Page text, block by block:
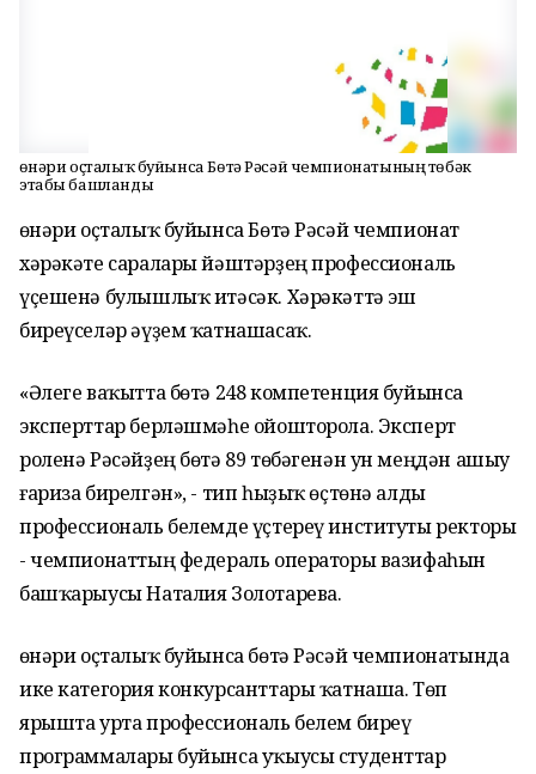
Һөнәри оҫталыҡ буйынса Бөтә Рәсәй чемпионатының төбәк
этабы башланды
Һөнәри оҫталыҡ буйынса Бөтә Рәсәй чемпионат
хәрәкәте саралары йәштәрҙең профессиональ
үҫешенә булышлыҡ итәсәк. Хәрәкәттә эш
биреүселәр әүҙем ҡатнашасаҡ.
«Әлеге ваҡытта бөтә 248 компетенция буйынса
эксперттар берләшмәһе ойошторола. Эксперт
роленә Рәсәйҙең бөтә 89 төбәгенән ун меңдән ашыу
ғариза бирелгән», - тип һыҙыҡ өҫтөнә алды
профессиональ белемде үҫтереү институты ректоры
- чемпионаттың федераль операторы вазифаһын
башҡарыусы Наталия Золотарева.
Һөнәри оҫталыҡ буйынса бөтә Рәсәй чемпионатында
ике категория конкурсанттары ҡатнаша. Төп
ярышта урта профессиональ белем биреү
программалары буйынса уҡыусы студенттар